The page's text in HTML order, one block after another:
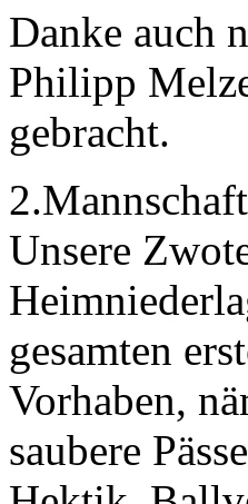
Danke auch
Philipp
gebracht.
Unsere
gesamten
Vorhaben,
saubere